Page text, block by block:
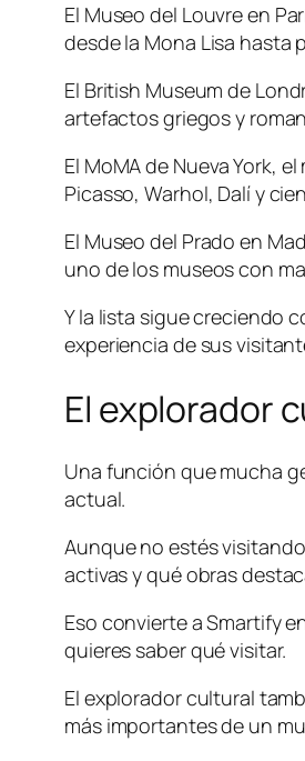
El Museo del Louvre en
desde la Mona Lisa hasta
El British Museum de
artefactos griegos y
El MoMA de Nueva York,
Picasso, Warhol, Dalí y
El Museo del Prado en
uno de los museos con
Y la lista sigue creciendo
experiencia de sus
El explorador
Una función que mucha
actual.
Aunque no estés
activas y qué obras
Eso convierte a Smartify
quieres saber qué visitar.
El explorador cultural
más importantes de un